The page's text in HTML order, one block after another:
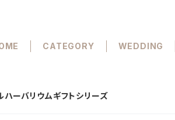
CATEGORY WEDDING
ーバリウムギフトシリーズ